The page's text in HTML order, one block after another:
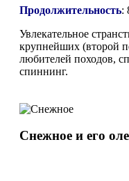
Продолжительность:
Увлекательное
крупнейших (второй
любителей походов,
спиннинг.
Снежное и его